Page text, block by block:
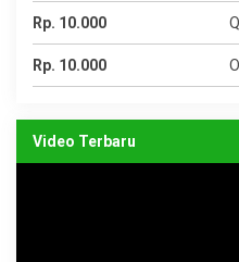
Rp. 10.000
Rp. 10.000
Video Terbaru